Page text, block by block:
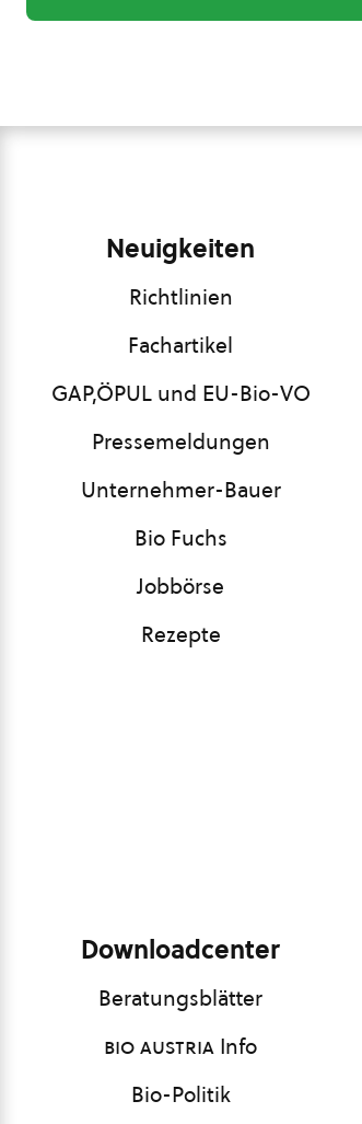
Neuigkeiten
Richtlinien
Fachartikel
GAP,ÖPUL und EU-Bio-VO
Pressemeldungen
Unternehmer-Bauer
Bio Fuchs
Jobbörse
Rezepte
Downloadcenter
Beratungsblätter
bio austria Info
Bio-Politik